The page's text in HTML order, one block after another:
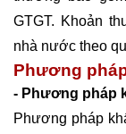
GTGT. Khoản
nhà nước theo
Phương
- Phương pháp
Phương pháp